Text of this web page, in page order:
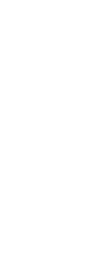
El ganador
mejor, y ha
respeto a la
Ha dicho que
que escribo y
Ha afirmado
ha
El escritor
amor’, en
recibió el